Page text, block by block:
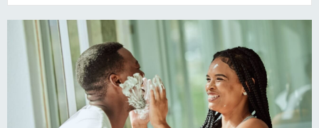
BARBERING
TEKSTILER
BLOGG